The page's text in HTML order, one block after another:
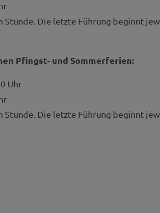
Die letzte Führung beginnt
Pfingst- und Sommerferien:
Uhr
Die letzte Führung beginnt